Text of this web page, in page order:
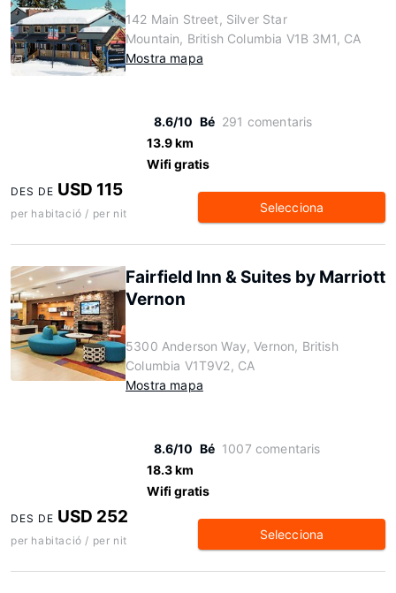
142 Main Street, Silver Star
Mountain, British Columbia V1B 3M1, CA
Mostra mapa
8.6/10 Bé 291 comentaris
13.9 km
Wifi gratis
DES DE USD 115
per habitació / per nit Selecciona
Fairfield Inn & Suites by Marriott
Vernon
5300 Anderson Way, Vernon, British
Columbia V1T9V2, CA
Mostra mapa
8.6/10 Bé 1007 comentaris
18.3 km
Wifi gratis
DES DE USD 252
per habitació / per nit Selecciona